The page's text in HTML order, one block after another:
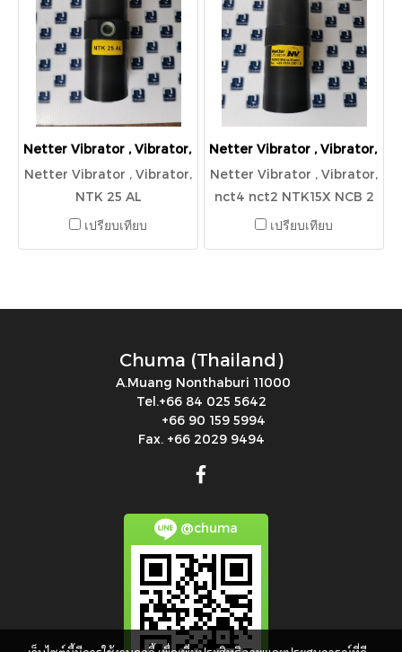
Netter Vibrator , Vibrator, NTK 25 AL
Netter Vibrator , Vibrator,
NTK 25 AL
เปรียบเทียบ
Netter Vibrator , Vibrator, nct4
Netter Vibrator , Vibrator,
nct4 nct2 NTK15X NCB 2
NTS 180NF ：G1/4 NCT3
NEA 5020 ：115V 33W
0.18KW 230/400V 50Hz
3PH NTP48 B+C NTS
180HF NEA 5020 50HZ
0.035KW KC:200/290H
เปรียบเทียบ
Chuma (Thailand)
A.Muang Nonthaburi 11000
Tel.+66 84 025 5642
+66 90 159 5994
Fax. +66 2029 9494
@chuma